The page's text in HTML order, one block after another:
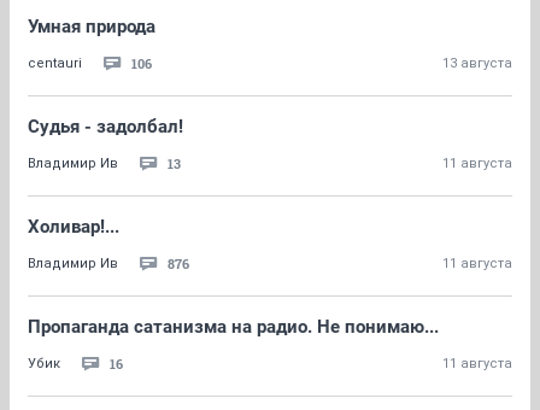
Умная природа
centauri 106 13 августа
Судья - задолбал!
Владимир Ив 13 11 августа
Холивар!...
Владимир Ив 876 11 августа
Пропаганда сатанизма на радио. Не понимаю...
Убик 16 11 августа